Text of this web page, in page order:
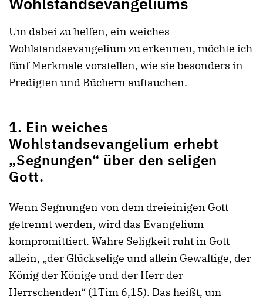
Um dabei zu helfen, ein weiches
Wohlstandsevangelium zu erkennen, möchte ich
fünf Merkmale vorstellen, wie sie besonders in
Predigten und Büchern auftauchen.
1. Ein weiches
Wohlstandsevangelium erhebt
„Segnungen“ über den seligen
Gott.
Wenn Segnungen von dem dreieinigen Gott
getrennt werden, wird das Evangelium
kompromittiert. Wahre Seligkeit ruht in Gott
allein, „der Glückselige und allein Gewaltige, der
König der Könige und der Herr der
Herrschenden“ (1Tim 6,15). Das heißt, um